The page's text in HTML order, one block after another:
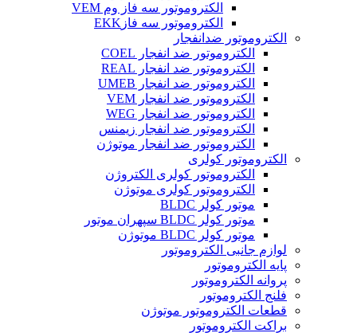
الکتروموتور سه فاز وم VEM
الکتروموتور سه فازEKK
الکتروموتور ضدانفجار
الکتروموتور ضد انفجار COEL
الکتروموتور ضد انفجار REAL
الکتروموتور ضد انفجار UMEB
الکتروموتور ضد انفجار VEM
الکتروموتور ضد انفجار WEG
الکتروموتور ضد انفجار زیمنس
الکتروموتور ضد انفجار موتوژن
الکتروموتور کولری
الکتروموتور کولری الکتروژن
الکتروموتور کولری موتوژن
موتور کولر BLDC
موتور کولر BLDC سپهران موتور
موتور کولر BLDC موتوژن
لوازم جانبی الکتروموتور
پایه الکتروموتور
پروانه الکتروموتور
فلنج الکتروموتور
قطعات الکتروموتور موتوژن
براکت الکتروموتور